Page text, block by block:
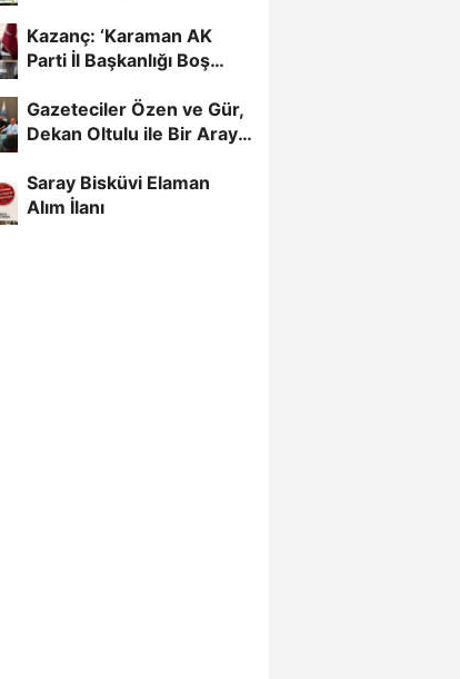
Kazanç: ‘Karaman AK
Parti İl Başkanlığı Boş
Gazeteciler Özen ve Gür,
Dekan Oltulu ile Bir Araya
Saray Bisküvi Elaman
Alım İlanı